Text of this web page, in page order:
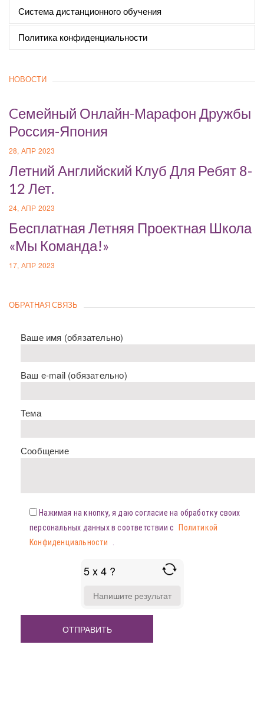
Система дистанционного обучения
Политика конфиденциальности
НОВОСТИ
Cемейный Онлайн-Марафон Дружбы
Россия-Япония
28, АПР 2023
Летний Английский Клуб Для Ребят 8-
12 Лет.
24, АПР 2023
Бесплатная Летняя Проектная Школа
«Мы Команда!»
17, АПР 2023
ОБРАТНАЯ СВЯЗЬ
Ваше имя (обязательно)
Ваш e-mail (обязательно)
Тема
Сообщение
Нажимая на кнопку, я даю согласие на обработку своих
персональных данных в соответствии с
Политикой
Конфиденциальности
5 x 4 ?
FOR
X